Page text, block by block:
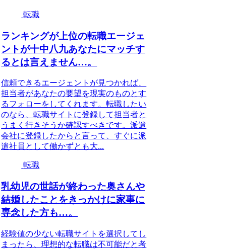
転職
ランキングが上位の転職エージェ
ントが十中八九あなたにマッチす
るとは言えません…。
信頼できるエージェントが見つかれば、
担当者があなたの要望を現実のものとす
るフォローをしてくれます。転職したい
のなら、転職サイトに登録して担当者と
うまく行きそうか確認すべきです。派遣
会社に登録したからと言って、すぐに派
遣社員として働かずとも大...
転職
乳幼児の世話が終わった奥さんや
結婚したことをきっかけに家事に
専念した方も…。
経験値の少ない転職サイトを選択してし
まったら、理想的な転職は不可能だと考